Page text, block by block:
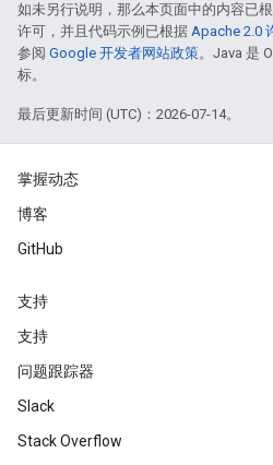
如未另行说明，那么本页面中的内容已
许可，并且代码示例已根据 Apache 2.0
参阅 Google 开发者网站政策。Java 是
标。
最后更新时间 (UTC)：2026-07-14。
掌握动态
博客
GitHub
支持
支持
问题跟踪器
Slack
Stack Overflow